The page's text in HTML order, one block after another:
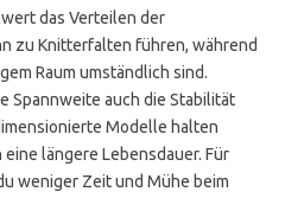
das Verteilen der
zu Knitterfalten führen, während
Raum umständlich sind.
Spannweite auch die Stabilität
Modelle halten
längere Lebensdauer. Für
weniger Zeit und Mühe beim